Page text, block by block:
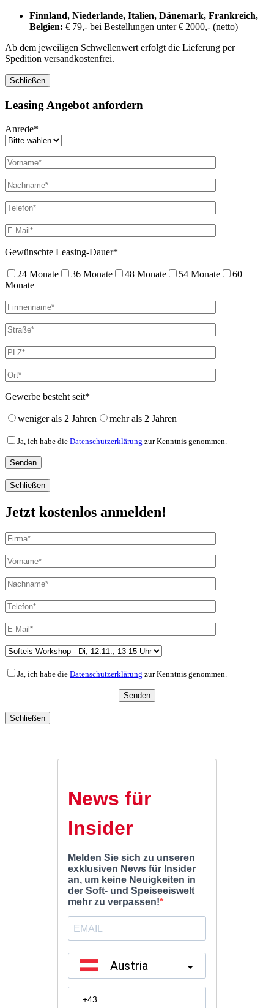
Finnland, Niederlande, Italien, Dänemark, Frankreich,
Belgien: € 79,- bei Bestellungen unter € 2000,- (netto)
Ab dem jeweiligen Schwellenwert erfolgt die Lieferung per
Spedition versandkostenfrei.
Schließen
Leasing Angebot anfordern
Anrede*
Gewünschte Leasing-Dauer*
24 Monate 36 Monate 48 Monate 54 Monate
60
Monate
Gewerbe besteht seit*
weniger als 2 Jahren mehr als 2 Jahren
Ja, ich habe die Datenschutzerklärung zur Kenntnis genommen.
Schließen
Jetzt kostenlos anmelden!
Ja, ich habe die Datenschutzerklärung zur Kenntnis genommen.
Schließen